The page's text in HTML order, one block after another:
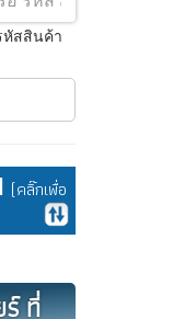
หัสสินค้า
(คลิ๊กเพื่อ
ร์ ที่